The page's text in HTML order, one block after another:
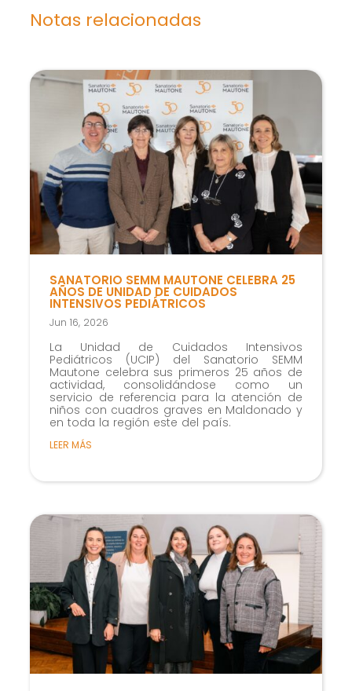
Notas relacionadas
SANATORIO SEMM MAUTONE CELEBRA 25
AÑOS DE UNIDAD DE CUIDADOS
INTENSIVOS PEDIÁTRICOS
Jun 16, 2026
La Unidad de Cuidados Intensivos
Pediátricos (UCIP) del Sanatorio SEMM
Mautone celebra sus primeros 25 años de
actividad, consolidándose como un
servicio de referencia para la atención de
niños con cuadros graves en Maldonado y
en toda la región este del país.
LEER MÁS
comportamiento
mientras visitas
nuestro sitio,
aumentas la
posibilidad de
ver contenido y
ofertas
personalizados.